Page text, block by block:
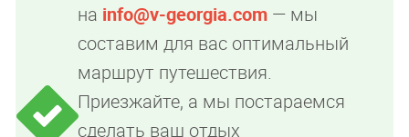
на info@v-georgia.com — мы
составим для вас оптимальный
маршрут путешествия.
Приезжайте, а мы постараемся
сделать ваш отдых